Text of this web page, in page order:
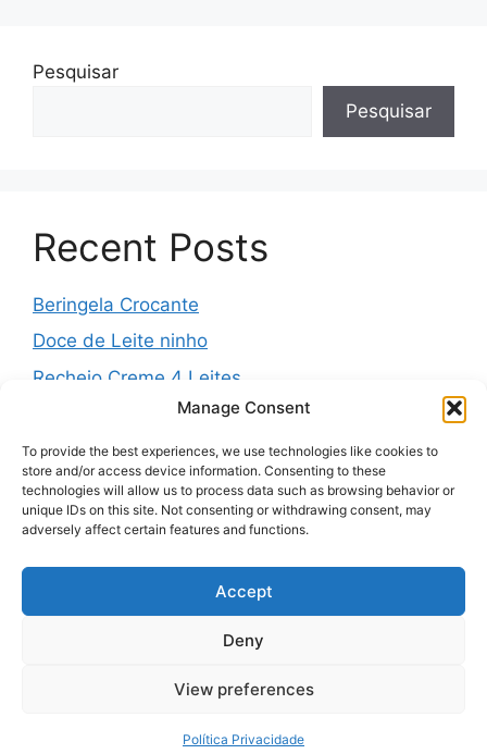
Manage Consent
To provide the best experiences, we use technologies like cookies to
store and/or access device information. Consenting to these
technologies will allow us to process data such as browsing behavior or
unique IDs on this site. Not consenting or withdrawing consent, may
adversely affect certain features and functions.
Accept
Deny
View preferences
Política Privacidade
Pesquisar
Pesquisar
Recent Posts
Beringela Crocante
Doce de Leite ninho
Recheio Creme 4 Leites
Água de Louro para o Jejum
Massa Folhada da Vovó
Recent Comments
Nenhum comentário para mostrar.
© 2026 Receitas 90• Built with